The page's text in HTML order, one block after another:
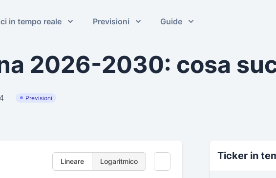
in tempo reale Previsioni Guide
2026-2030: cosa
Previsioni
Lineare Logaritmico
Terra
Ticker in